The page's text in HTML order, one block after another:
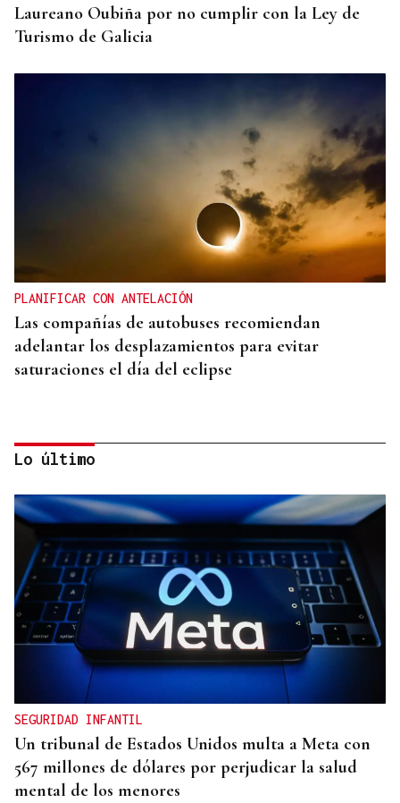
Laureano Oubiña por no cumplir con la Ley de
Turismo de Galicia
PLANIFICAR CON ANTELACIÓN
Las compañías de autobuses recomiendan
adelantar los desplazamientos para evitar
saturaciones el día del eclipse
ALTA GAMA
El detenido por el atropello mortal de
Bertamiráns viajó desde Lugo para enfrentar a la
víctima
Lo último
SEGURIDAD INFANTIL
Un tribunal de Estados Unidos multa a Meta con
567 millones de dólares por perjudicar la salud
mental de los menores